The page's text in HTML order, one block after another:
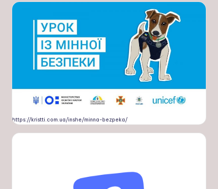
https://kristti.com.ua/inshe/minna-bezpeka/